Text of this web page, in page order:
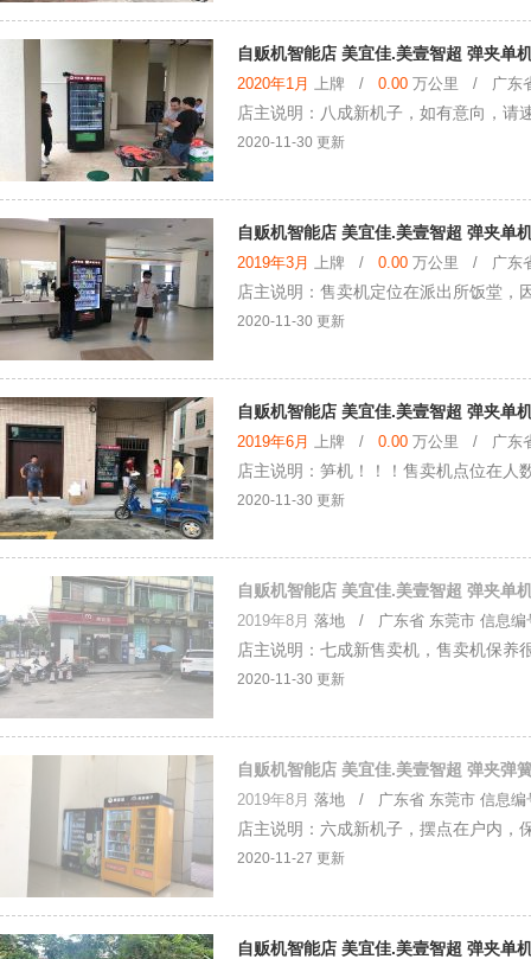
自贩机智能店 美宜佳.美壹智超 弹夹单
2020年1月 上牌 / 0.00 万公里 / 广东省
店主说明：八成新机子，如有意向，请
2020-11-30 更新
自贩机智能店 美宜佳.美壹智超 弹夹单
2019年3月 上牌 / 0.00 万公里 / 广东省
店主说明：售卖机定位在派出所饭堂，
2020-11-30 更新
自贩机智能店 美宜佳.美壹智超 弹夹单
2019年6月 上牌 / 0.00 万公里 / 广东省
店主说明：笋机！！！售卖机点位在人
2020-11-30 更新
自贩机智能店 美宜佳.美壹智超 弹夹单
2019年8月 落地 / 广东省 东莞市 信息编
店主说明：七成新售卖机，售卖机保养
2020-11-30 更新
自贩机智能店 美宜佳.美壹智超 弹夹弹
2019年8月 落地 / 广东省 东莞市 信息编
店主说明：六成新机子，摆点在户内，
2020-11-27 更新
自贩机智能店 美宜佳.美壹智超 弹夹单